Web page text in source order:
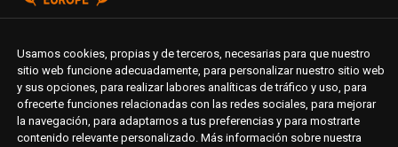
Usamos cookies, propias y de terceros, necesarias para que nuestro
sitio web funcione adecuadamente, para personalizar nuestro sitio web
y sus opciones, para realizar labores analíticas de tráfico y uso, para
ofrecerte funciones relacionadas con las redes sociales, para mejorar
la navegación, para adaptarnos a tus preferencias y para mostrarte
contenido relevante personalizado. Más información sobre nuestra